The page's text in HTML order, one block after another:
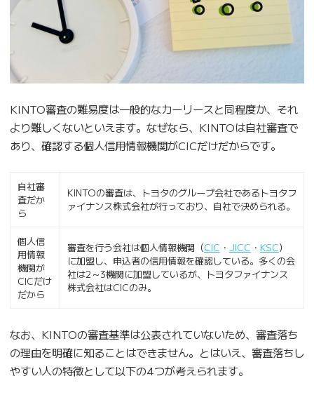
KINTO審査の難易度は一般的なカーリースと同程度か、それ
より難しくないといえます。なぜなら、KINTOは自社審査で
あり、確認する個人信用情報機関がCICだけだからです。
自社審
査だか
ら
KINTOの審査は、トヨタのグループ会社であるトヨタフ
ァイナンス株式会社が行っており、自社で決められる。
個人信
用情報
機関が
CICだけ
だから
審査を行う会社は個人情報機関（CIC ・ JICC ・ KSC）
に加盟し、申込者の信用情報を確認している。多くの会
社は2～3機関に加盟しているが、トヨタファイナンス
株式会社はCICのみ。
なお、KINTOの審査基準は公表されていないため、審査落ち
の理由を明確に知ることはできません。とはいえ、審査落ちし
やすい人の特徴として以下の4つが考えられます。